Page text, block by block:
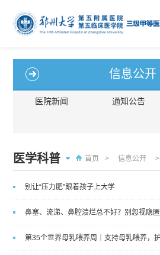
信息公开
医院新闻 通知公告
医学科普 首页 > 信息公开 >
别让“压力肥”跟着孩子上大学